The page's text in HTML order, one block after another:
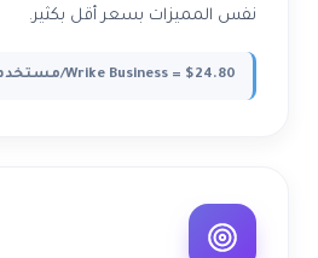
نفس المميزات بسعر أقل بكثير.
Wrike Business = $24.80/مستخدم/شهر